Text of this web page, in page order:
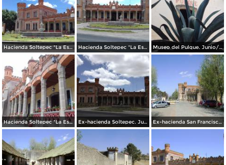
Hacienda Soltepec "La Escondida". Junio/2018 Hacienda Soltepec "La Escondida". Junio/2018 Museo del Pulque. Junio/2018
Hacienda Soltepec "La Escondida". Junio/2018 Ex-hacienda Soltepec. Junio/2018 Ex-hacienda San Francisco Soltepec desde los macheros. Edo. de Tlaxcala. 2011